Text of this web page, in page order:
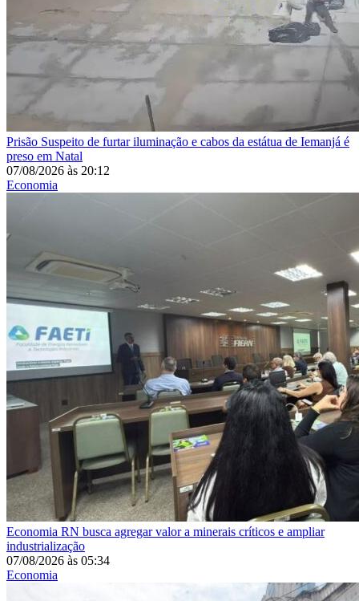
Prisão Suspeito de furtar iluminação e cabos da estátua de Iemanjá é
preso em Natal
07/08/2026 às 20:12
Economia
Economia RN busca agregar valor a minerais críticos e ampliar
industrialização
07/08/2026 às 05:34
Economia